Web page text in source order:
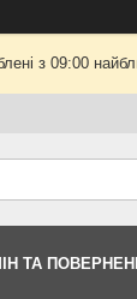
з 09:00
ТА